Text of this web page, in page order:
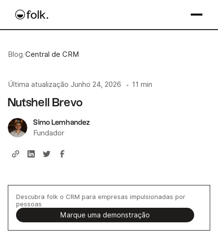
Blog/Central de CRM
Última atualização Junho 24, 2026 • 11 min
Nutshell Brevo
Simo Lemhandez
Fundador
Descubra folk o CRM para empresas impulsionadas por
pessoas
Marque uma demonstração